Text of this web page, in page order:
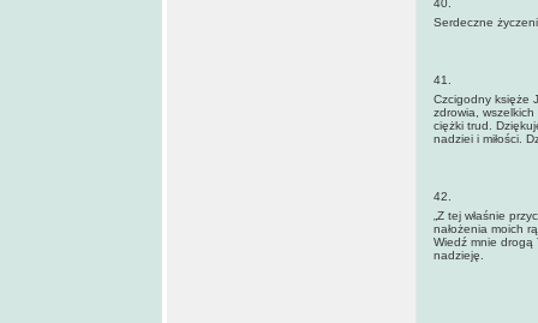
40.
Serdeczne
41.
Czcigodny księże
zdrowia, wszelkich
ciężki trud.
nadziei i miłości.
42.
„Z tej właśnie
nałożenia moich
Wiedź mnie drogą
nadzieję.